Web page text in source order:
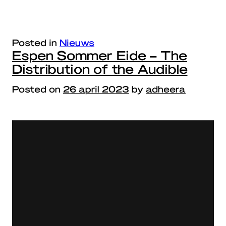
Posted in Nieuws
Espen Sommer Eide – The
Distribution of the Audible
Posted on 26 april 2023 by adheera